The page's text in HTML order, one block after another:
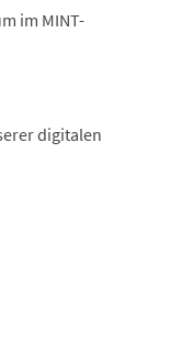
im MINT-
digitalen